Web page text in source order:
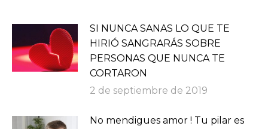
SI NUNCA SANAS LO QUE TE
HIRIÓ SANGRARÁS SOBRE
PERSONAS QUE NUNCA TE
CORTARON
2 de septiembre de 2019
No mendigues amor ! Tu pilar es